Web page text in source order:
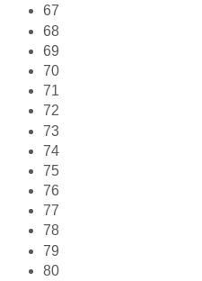
67
68
69
70
71
72
73
74
75
76
77
78
79
80